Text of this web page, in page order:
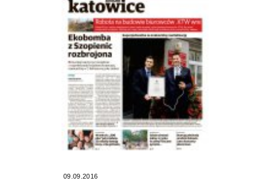
09.09.2016